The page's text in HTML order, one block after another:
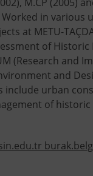
Worked in various
at METU-
of
(Research and
and
include urban
of